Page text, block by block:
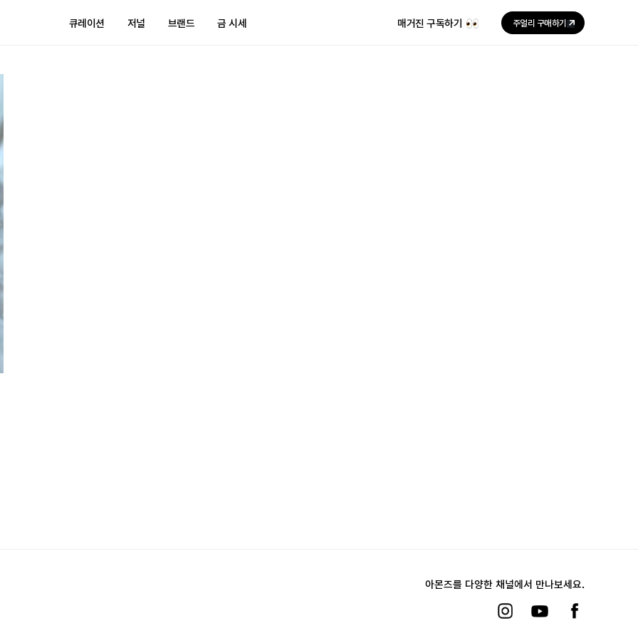
큐레이션
저널 브랜드 금 시세 매거진 구독하기 주얼리 구매하기
아몬즈를 다양한 채널에서 만나보세요.